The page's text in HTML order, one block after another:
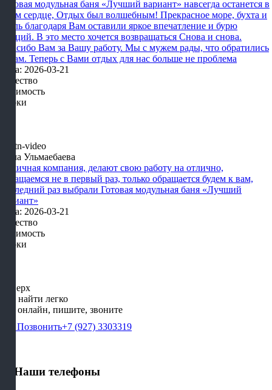
Готовая модульная баня «Лучший вариант» навсегда останется в
моем сердце, Отдых был волшебным! Прекрасное море, бухта и
отель благодаря Вам оставили яркое впечатление и бурю
эмоций. В это место хочется возвращаться Снова и снова.
Спасибо Вам за Вашу работу. Мы с мужем рады, что обратились
к Вам. Теперь с Вами отдых для нас больше не проблема
Дата: 2026-03-21
Качество
Стоимость
Сроки
Алла Ульмаебаева
Отличная компания, делают свою работу на отлично,
обращаемся не в первый раз, только обращается будем к вам,
последний раз выбрали Готовая модульная баня «Лучший
вариант»
Дата: 2026-03-21
Качество
Стоимость
Сроки
Наверх
Нас найти легко
Мы онлайн, пишите, звоните
Позвонить+7 (927) 3303319
Наши телефоны